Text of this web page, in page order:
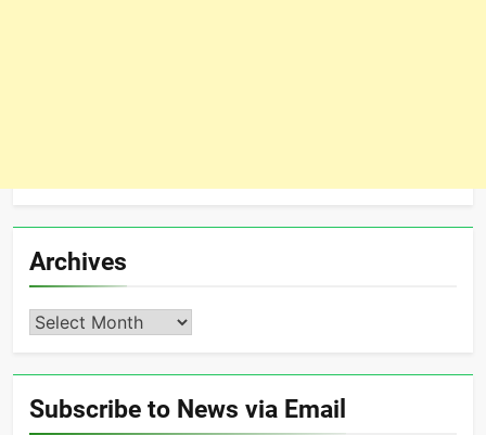
Archives
Archives
Subscribe to News via Email